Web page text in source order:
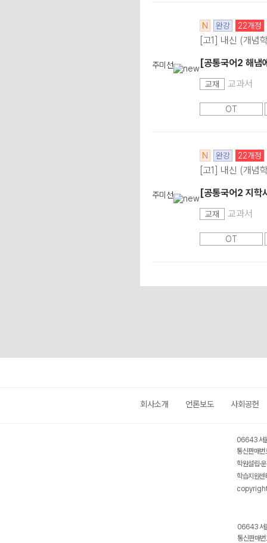
주미선
N 완강 22개정
[고1] 내신 (개념
[공통국어2 해냄
교재 교과서
OT
주미선
N 완강 22개정
[고1] 내신 (개념
[공통국어2 지학
교재 교과서
OT
회사소개 언론보도 사회공헌
06643 서
통신판매
학원설립·
학습지원
06643 서
통신판매